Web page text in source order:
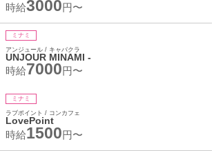
時給3000円〜
ミナミ
アンジュール / キャバクラ
UNJOUR MINAMI -
時給7000円〜
ミナミ
ラブポイント / コンカフェ
LovePoint
時給1500円〜